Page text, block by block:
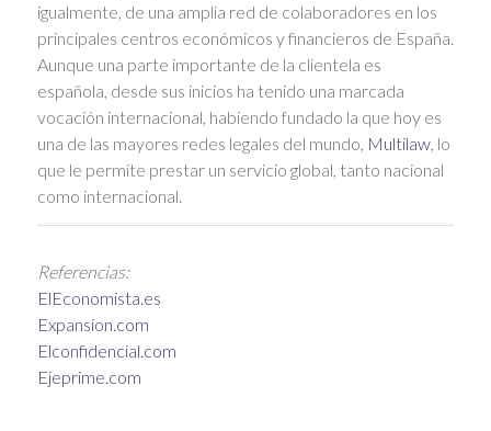
igualmente, de una amplia red de colaboradores en los
principales centros económicos y financieros de España.
Aunque una parte importante de la clientela es
española, desde sus inicios ha tenido una marcada
vocación internacional, habiendo fundado la que hoy es
una de las mayores redes legales del mundo, Multilaw, lo
que le permite prestar un servicio global, tanto nacional
como internacional.
Referencias:
ElEconomista.es
Expansion.com
Elconfidencial.com
Ejeprime.com